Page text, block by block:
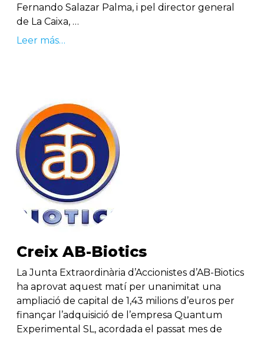
Fernando Salazar Palma, i pel director general
de La Caixa, …
Leer más…
Creix AB-Biotics
La Junta Extraordinària d’Accionistes d’AB-Biotics
ha aprovat aquest matí per unanimitat una
ampliació de capital de 1,43 milions d’euros per
finançar l’adquisició de l’empresa Quantum
Experimental SL, acordada el passat mes de